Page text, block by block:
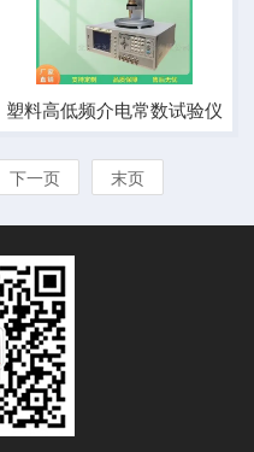
塑料高低频介电常数试验仪
下一页 末页